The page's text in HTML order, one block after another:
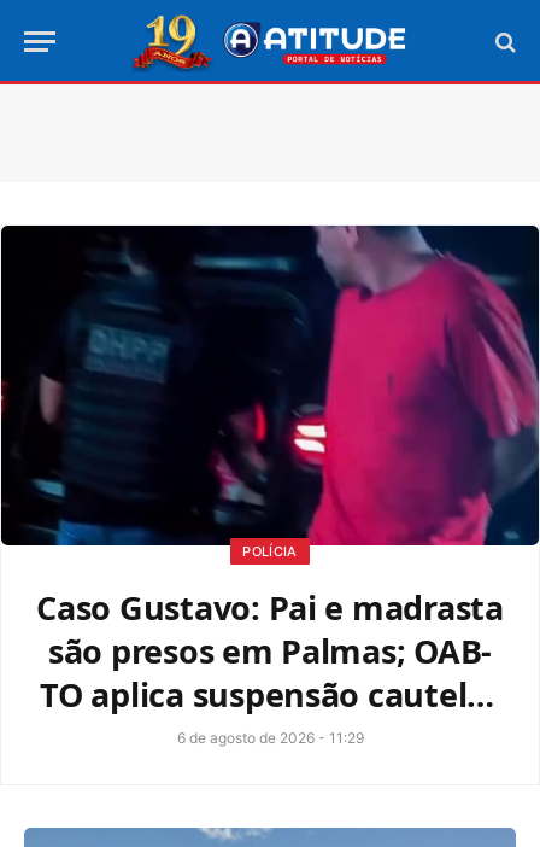
POLÍCIA
Caso Gustavo: Pai e madrasta
são presos em Palmas; OAB-
TO aplica suspensão cautelar
ao advogado Igor Veloso
6 de agosto de 2026 - 11:29